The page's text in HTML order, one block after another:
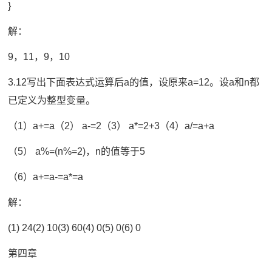
}
解：
9，11，9，10
3.12写出下面表达式运算后a的值，设原来a=12。设a和n都
已定义为整型变量。
（1）a+=a（2） a-=2（3） a*=2+3（4）a/=a+a
（5） a%=(n%=2)，n的值等于5
（6）a+=a-=a*=a
解：
(1) 24(2) 10(3) 60(4) 0(5) 0(6) 0
第四章